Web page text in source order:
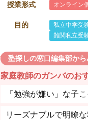
授業形式 オンライン
目的 私立中学受
難関私立受
塾探しの窓口編集部から
家庭教師のガンバのお
「勉強が嫌い」な子
リーズナブルで明瞭